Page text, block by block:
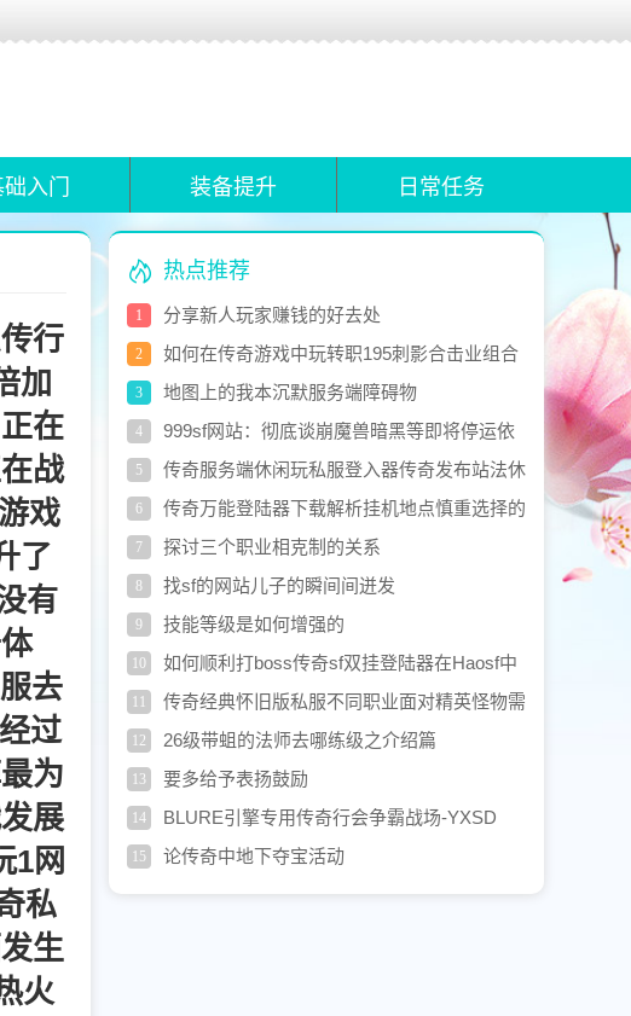
入门 装备提升 日常任务
行
加
在
战
戏
了
有
去
过
为
展
1网
私
生
火
热点推荐
1 分享新人玩家赚钱的好去处
2 如何在传奇游戏中玩转职195刺影合击业组合
3 地图上的我本沉默服务端障碍物
4
999sf网站：彻底谈崩魔兽暗黑等即将停运依
然坚挺
5
传奇服务端休闲玩私服登入器传奇发布站法休
闲活csol雷鸣动中心
6
传奇万能登陆器下载解析挂机地点慎重选择的
重要性
7 探讨三个职业相克制的关系
8 找sf的网站儿子的瞬间间迸发
9 技能等级是如何增强的
10
如何顺利打boss传奇sf双挂登陆器在Haosf中
的简单攻略
11
传奇经典怀旧版私服不同职业面对精英怪物需
要注意的问题
12 26级带蛆的法师去哪练级之介绍篇
13 要多给予表扬鼓励
14 BLURE引擎专用传奇行会争霸战场-YXSD
15 论传奇中地下夺宝活动